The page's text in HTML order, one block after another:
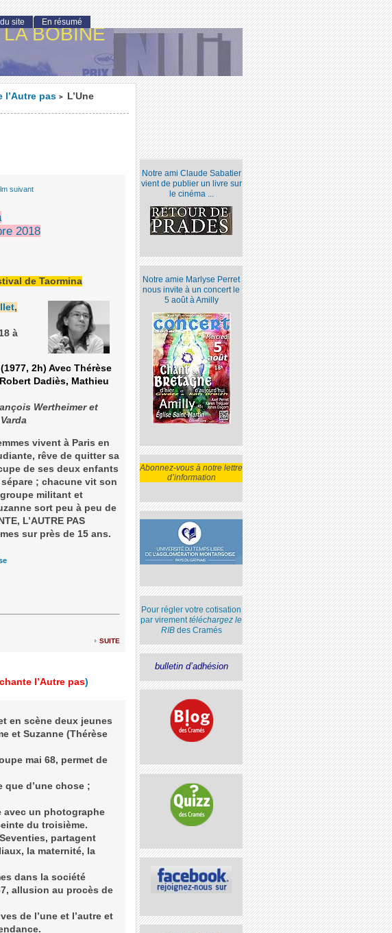
BOBINE
l’Autre pas >
L’Une
suivant
2018
de Taormina
,
à
2h) Avec Thérèse
Dadiès, Mathieu
Wertheimer et
vivent à Paris en
rêve de quitter sa
de ses deux enfants
; chacune vit son
militant et
sort peu à peu de
L’AUTRE PAS
sur près de 15 ans.
suite
l’Autre pas)
en scène deux jeunes
et Suzanne (Thérèse
mai 68, permet de
que d’une chose ;
un photographe
du troisième.
partagent
la maternité, la
dans la société
allusion au procès de
de l’une et l’autre et
Notre ami Claude Sabatier
vient de publier un livre sur
le cinéma ...
Notre amie Marlyse Perret
nous invite à un concert le
5 août à Amilly
Abonnez-vous à notre lettre
d’information
Pour régler votre cotisation
par virementtéléchargez le
RIBdes Cramés
bulletin d’adhésion
site En résumé